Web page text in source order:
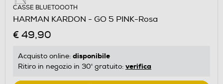
CASSE BLUETOOOTH
HARMAN KARDON - GO 5 PINK-Rosa
€ 49,90
Acquisto online: disponibile
Ritiro in negozio in 30' gratuito: verifica